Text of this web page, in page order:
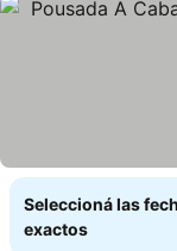
Seleccioná las
exactos